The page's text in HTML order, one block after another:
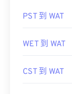
PST 到 WAT
WET 到 WAT
CST 到 WAT